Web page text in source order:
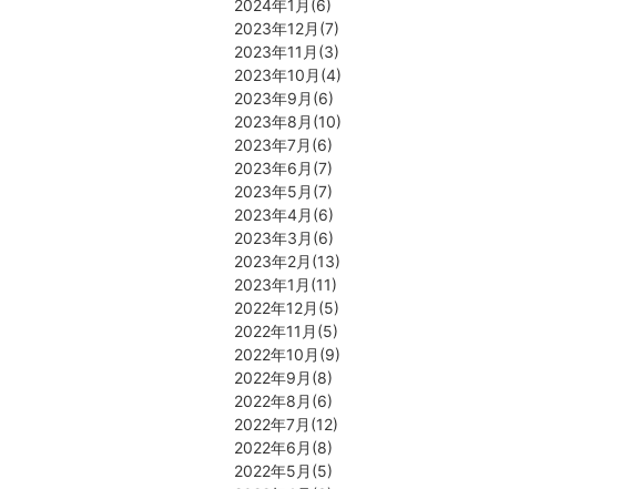
2024年1月(6)
2023年12月(7)
2023年11月(3)
2023年10月(4)
2023年9月(6)
2023年8月(10)
2023年7月(6)
2023年6月(7)
2023年5月(7)
2023年4月(6)
2023年3月(6)
2023年2月(13)
2023年1月(11)
2022年12月(5)
2022年11月(5)
2022年10月(9)
2022年9月(8)
2022年8月(6)
2022年7月(12)
2022年6月(8)
2022年5月(5)